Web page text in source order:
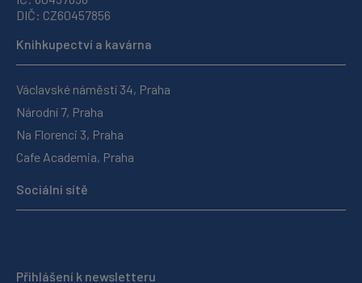
DIČ: CZ60457856
Knihkupectví a kavárna
Václavské náměstí 34, Praha
Národní 7, Praha
Na Florenci 3, Praha
Cafe Academia, Praha
Sociální sítě
Přihlášení k newsletteru